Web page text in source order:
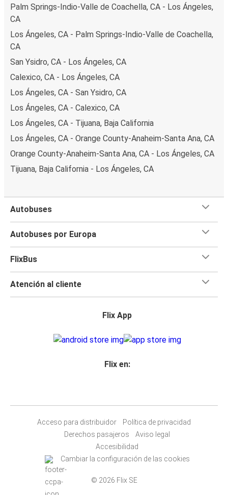
Palm Springs-Indio-Valle de Coachella, CA - Los Ángeles,
CA
Los Ángeles, CA - Palm Springs-Indio-Valle de Coachella,
CA
San Ysidro, CA - Los Ángeles, CA
Calexico, CA - Los Ángeles, CA
Los Ángeles, CA - San Ysidro, CA
Los Ángeles, CA - Calexico, CA
Los Ángeles, CA - Tijuana, Baja California
Los Ángeles, CA - Orange County-Anaheim-Santa Ana, CA
Orange County-Anaheim-Santa Ana, CA - Los Ángeles, CA
Tijuana, Baja California - Los Ángeles, CA
Autobuses
Autobuses por Europa
FlixBus
Atención al cliente
Flix App
Flix en:
Acceso para distribuidor
Política de privacidad
Derechos pasajeros
Aviso legal
Accesibilidad
Cambiar la configuración de las cookies
© 2026 Flix SE